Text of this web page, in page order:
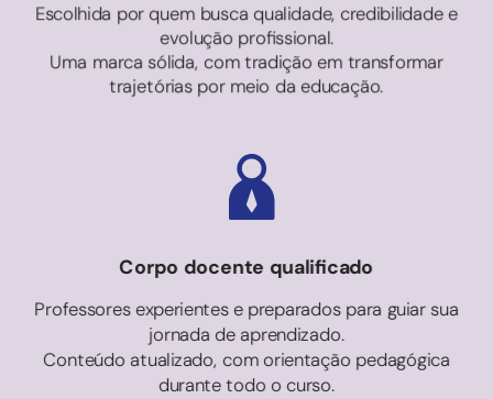
Escolhida por quem busca qualidade, credibilidade e
evolução profissional.
Uma marca sólida, com tradição em transformar
trajetórias por meio da educação.
Corpo docente qualificado
Professores experientes e preparados para guiar sua
jornada de aprendizado.
Conteúdo atualizado, com orientação pedagógica
durante todo o curso.